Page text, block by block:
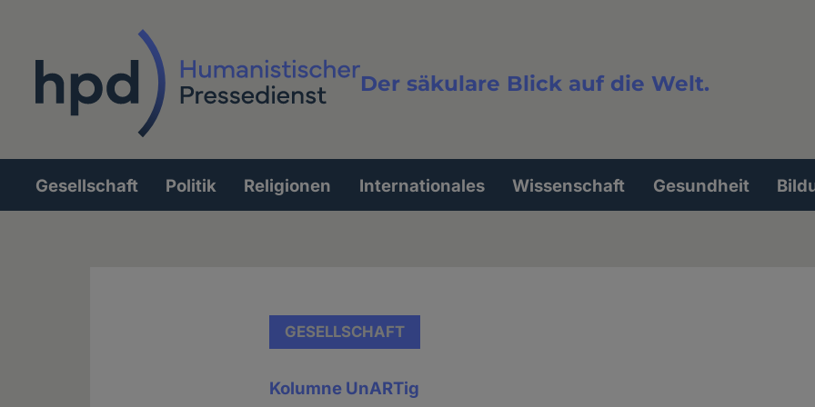
Der säkulare Blick auf die Welt.
Volltextsuche
Hauptnavigation
Gesellschaft Politik Religionen Internationales Wissenschaft Gesundheit
GESELLSCHAFT
Kolumne UnARTig